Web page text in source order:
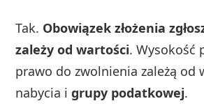
Tak. Obowiązek złożenia
zależy od wartości. Wysokość
prawo do zwolnienia zależą od
nabycia igrupy podatkowej.